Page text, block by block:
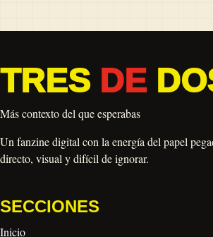
TRES DE
Más contexto del que esperabas
Un fanzine digital con la energía del papel
directo, visual y difícil de ignorar.
SECCIONES
Inicio